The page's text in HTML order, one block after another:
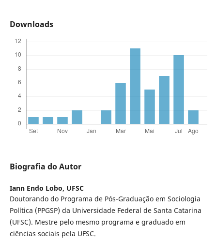
Downloads
Biografia do Autor
Iann Endo Lobo, UFSC
Doutorando do Programa de Pós-Graduação em Sociologia
Política (PPGSP) da Universidade Federal de Santa Catarina
(UFSC). Mestre pelo mesmo programa e graduado em
ciências sociais pela UFSC.